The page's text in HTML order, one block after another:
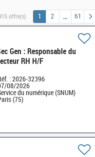
offre(s) 1 2 61
Gen : Responsable du
RH H/F
: 2026-32396
08/2026
du numérique (SNUM)
(75)